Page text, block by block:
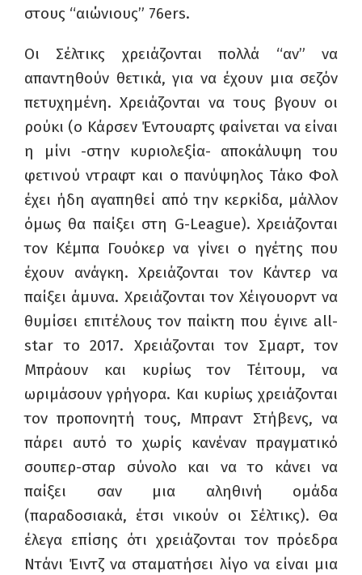
στους “αιώνιους” 76ers.
Οι Σέλτικς χρειάζονται πολλά “αν” να
απαντηθούν θετικά, για να έχουν μια σεζόν
πετυχημένη. Χρειάζονται να τους βγουν οι
ρούκι (ο Κάρσεν Έντουαρτς φαίνεται να είναι
η μίνι -στην κυριολεξία- αποκάλυψη του
φετινού ντραφτ και ο πανύψηλος Τάκο Φολ
έχει ήδη αγαπηθεί από την κερκίδα, μάλλον
όμως θα παίξει στη G-League). Χρειάζονται
τον Κέμπα Γουόκερ να γίνει ο ηγέτης που
έχουν ανάγκη. Χρειάζονται τον Κάντερ να
παίξει άμυνα. Χρειάζονται τον Χέιγουορντ να
θυμίσει επιτέλους τον παίκτη που έγινε all-
starτο 2017. Χρειάζονται τον Σμαρτ, τον
Mπράουν και κυρίως τον Τέιτουμ, να
ωριμάσουν γρήγορα. Και κυρίως χρειάζονται
τον προπονητή τους, Μπραντ Στήβενς, να
πάρει αυτό το χωρίς κανέναν πραγματικό
σουπερ-σταρ σύνολο και να το κάνει να
παίξει σαν μια αληθινή ομάδα
(παραδοσιακά, έτσι νικούν οι Σέλτικς). Θα
έλεγα επίσης ότι χρειάζονται τον πρόεδρα
Nτάνι Έιντζ να σταματήσει λίγο να είναι μια